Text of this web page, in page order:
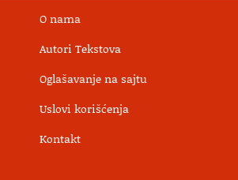
O nama
Autori Tekstova
Oglašavanje na sajtu
Uslovi korišćenja
Kontakt